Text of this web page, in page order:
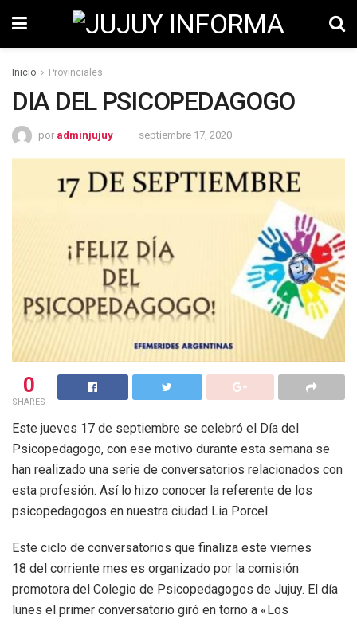
Inicio Provinciales
DIA DEL PSICOPEDAGOGO
por adminjujuy septiembre 17, 2020
0
SHARES
Este jueves 17 de septiembre se celebró el Día del
Psicopedagogo, con ese motivo durante esta semana se
han realizado una serie de conversatorios relacionados con
esta profesión. Así lo hizo conocer la referente de los
psicopedagogos en nuestra ciudad Lia Porcel.
Este ciclo de conversatorios que finaliza este viernes
18 del corriente mes es organizado por la comisión
promotora del Colegio de Psicopedagogos de Jujuy. El día
lunes el primer conversatorio giró en torno a «Los